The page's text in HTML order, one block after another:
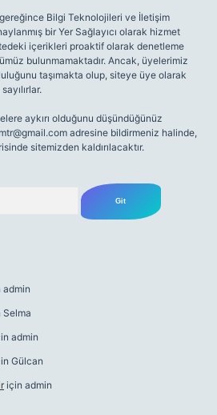
Bilgi Teknolojileri ve İletişim
bir Yer Sağlayıcı olarak hizmet
içerikleri proaktif olarak denetleme
bulunmamaktadır. Ancak, üyelerimiz
taşımakta olup, siteye üye olarak
aykırı olduğunu düşündüğünüz
adresine bildirmeniz halinde,
sitemizden kaldırılacaktır.
admin
Selma
admin
Gülcan
için admin